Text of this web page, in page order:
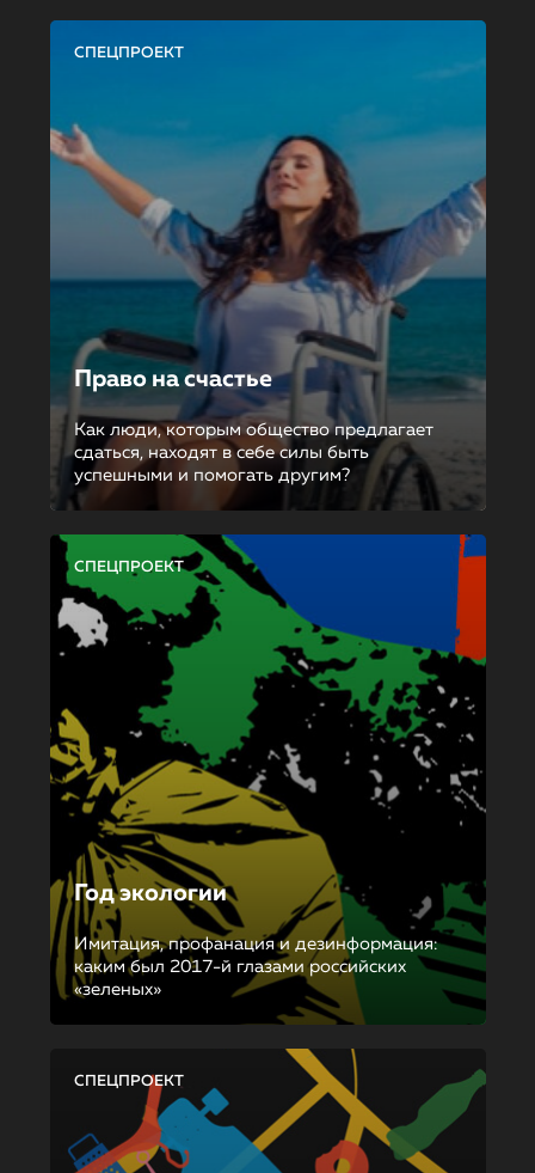
СПЕЦПРОЕКТ
Право на счастье
Как люди, которым общество предлагает
сдаться, находят в себе силы быть
успешными и помогать другим?
СПЕЦПРОЕКТ
Год экологии
Имитация, профанация и дезинформация:
каким был 2017-й глазами российских
«зеленых»
СПЕЦПРОЕКТ